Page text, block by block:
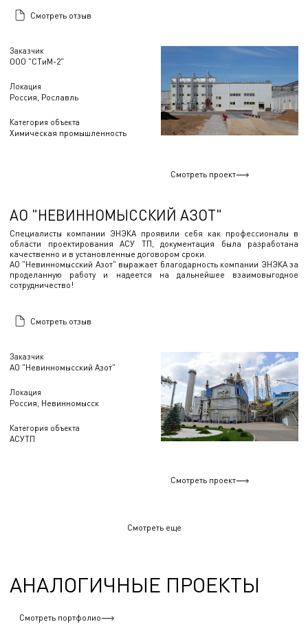
Заказчик
ООО "СТиМ-2"
Локация
Россия, Рославль
Категория объекта
Химическая промышленность
Смотреть отзыв
Смотреть проект
Заказчик
АО "Невинномысский Азот"
Локация
Россия, Невинномысск
Категория объекта
АСУТП
АО "НЕВИННОМЫССКИЙ АЗОТ"
Специалисты компании ЭНЭКА проявили себя как профессионалы в
области проектирования АСУ ТП, документация была разработана
качественно и в установленные договором сроки.
АО "Невинномысский Азот" выражает благодарность компании ЭНЭКА за
проделанную работу и надеется на дальнейшее взаимовыгодное
сотрудничество!
Смотреть отзыв
Смотреть проект
Смотреть еще
АНАЛОГИЧНЫЕ ПРОЕКТЫ
Смотреть портфолио